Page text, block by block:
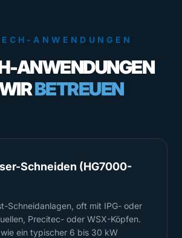
ANWENDUNGEN
ANWENDUNGEN
BETREUEN
Schneiden (HG7000-
Schneidanlagen, oft mit IPG- oder
Precitec- oder WSX-Köpfen.
ein typischer 6 bis 30 kW